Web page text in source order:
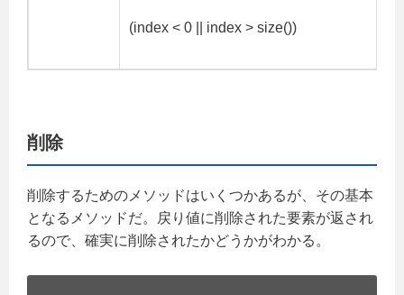
(index < 0 || index > size())
削除
削除するためのメソッドはいくつかあるが、その基本
となるメソッドだ。戻り値に削除された要素が返され
るので、確実に削除されたかどうかがわかる。